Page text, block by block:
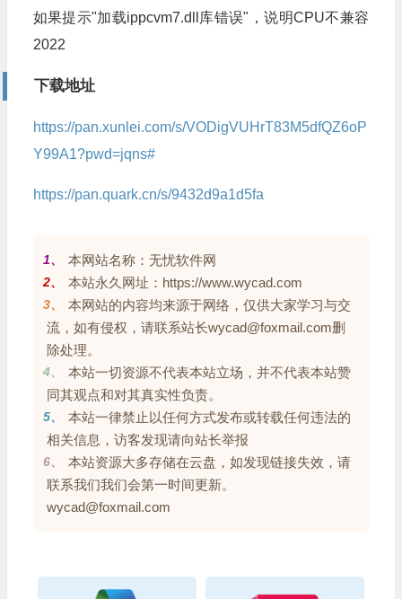
如果提示"加载ippcvm7.dll库错误"，说明CPU不兼容
2022
下载地址
https://pan.xunlei.com/s/VODigVUHrT83M5dfQZ6oP
Y99A1?pwd=jqns#
https://pan.quark.cn/s/9432d9a1d5fa
1、 本网站名称：无忧软件网
2、 本站永久网址：https://www.wycad.com
3、
本网站的内容均来源于网络，仅供大家学习与交
流，如有侵权，请联系站长wycad@foxmail.com删
除处理。
4、
本站一切资源不代表本站立场，并不代表本站赞
同其观点和对其真实性负责。
5、
本站一律禁止以任何方式发布或转载任何违法的
相关信息，访客发现请向站长举报
6、
本站资源大多存储在云盘，如发现链接失效，请
联系我们我们会第一时间更新。
wycad@foxmail.com